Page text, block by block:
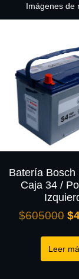
Imágenes de
Batería Bosch
Caja 34 /
$605000 $
Leer